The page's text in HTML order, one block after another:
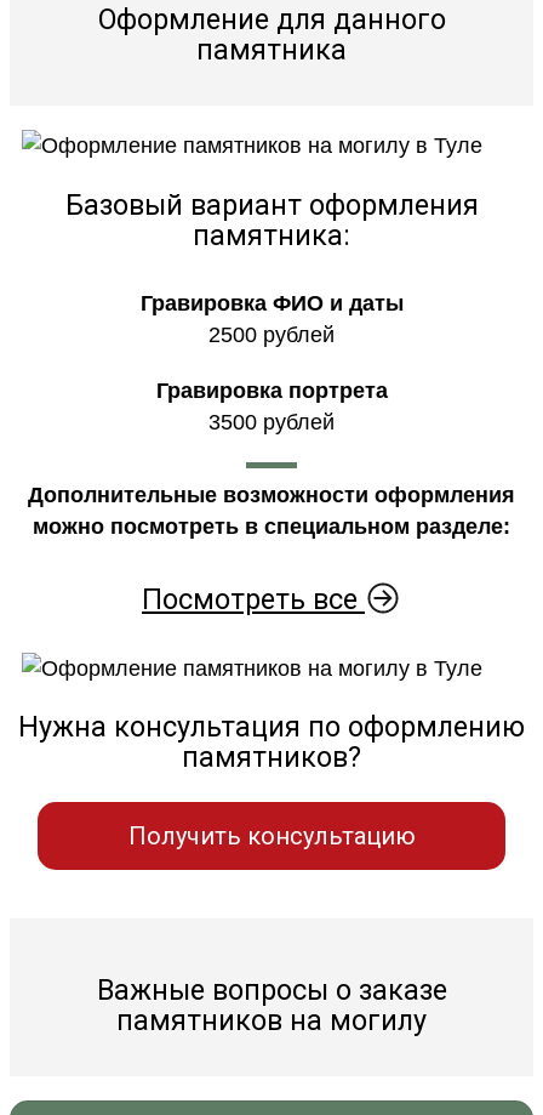
Оформление для данного
памятника
Базовый вариант оформления
памятника:
Гравировка ФИО и даты
2500 рублей
Гравировка портрета
3500 рублей
Дополнительные возможности оформления
можно посмотреть в специальном разделе:
Посмотреть все
Нужна консультация по оформлению
памятников?
Получить консультацию
Важные вопросы о заказе
памятников на могилу